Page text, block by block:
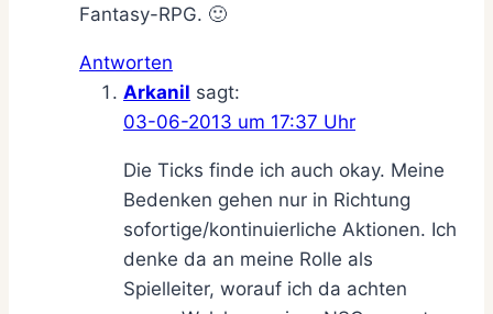
Fantasy-RPG. 🙂
Antworten
Arkanil sagt:
03-06-2013 um 17:37 Uhr
Die Ticks finde ich auch okay. Meine
Bedenken gehen nur in Richtung
sofortige/kontinuierliche Aktionen. Ich
denke da an meine Rolle als
Spielleiter, worauf ich da achten